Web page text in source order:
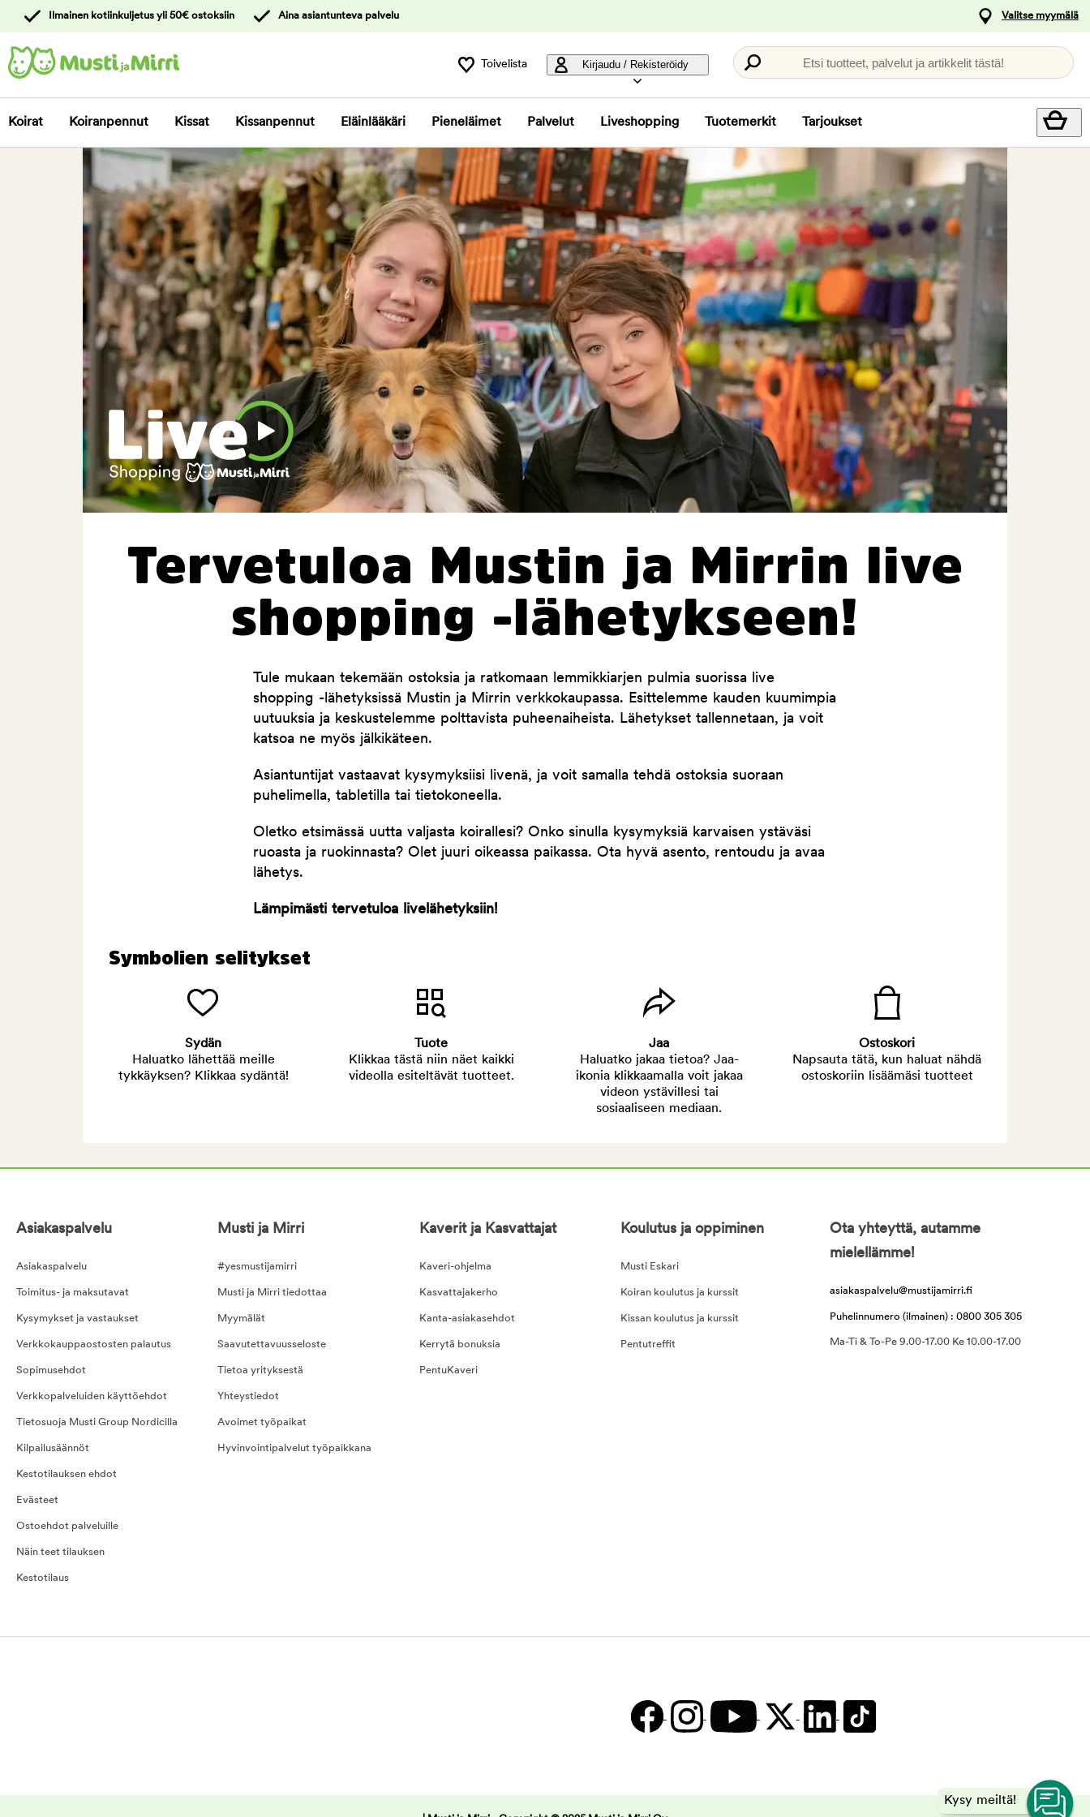
asiakaspalveluun
Ilmainen kotiinkuljetus yli 50€ ostoksiin Aina asiantunteva palvelu Valitse myymälä
Toivelista Kirjaudu / Rekisteröidy Etsi tuotteet, palvelut ja artikkelit tästä!
Koirat Koiranpennut Kissat Kissanpennut Eläinlääkäri Pieneläimet Palvelut Liveshopping Tuotemerkit Tarjoukset
Tervetuloa Mustin ja Mirrin live
shopping -lähetykseen!
Tule mukaan tekemään ostoksia ja ratkomaan lemmikkiarjen pulmia suorissa live
shopping -lähetyksissä Mustin ja Mirrin verkkokaupassa. Esittelemme kauden kuumimpia
uutuuksia ja keskustelemme polttavista puheenaiheista. Lähetykset tallennetaan, ja voit
katsoa ne myös jälkikäteen.
Asiantuntijat vastaavat kysymyksiisi livenä, ja voit samalla tehdä ostoksia suoraan
puhelimella, tabletilla tai tietokoneella.
Oletko etsimässä uutta valjasta koirallesi? Onko sinulla kysymyksiä karvaisen ystäväsi
ruoasta ja ruokinnasta? Olet juuri oikeassa paikassa. Ota hyvä asento, rentoudu ja avaa
lähetys.
Lämpimästi tervetuloa livelähetyksiin!
Symbolien selitykset
Sydän
Haluatko lähettää meille
tykkäyksen? Klikkaa sydäntä!
Tuote
Klikkaa tästä niin näet kaikki
videolla esiteltävät tuotteet.
Jaa
Haluatko jakaa tietoa? Jaa-
ikonia klikkaamalla voit jakaa
videon ystävillesi tai
sosiaaliseen mediaan.
Ostoskori
Napsauta tätä, kun haluat nähdä
ostoskoriin lisäämäsi tuotteet
Asiakaspalvelu
Asiakaspalvelu
Toimitus- ja maksutavat
Kysymykset ja vastaukset
Verkkokauppaostosten palautus
Sopimusehdot
Verkkopalveluiden käyttöehdot
Tietosuoja Musti Group Nordicilla
Kilpailusäännöt
Kestotilauksen ehdot
Evästeet
Ostoehdot palveluille
Näin teet tilauksen
Kestotilaus
Musti ja Mirri
#yesmustijamirri
Musti ja Mirri tiedottaa
Myymälät
Saavutettavuusseloste
Tietoa yrityksestä
Yhteystiedot
Avoimet työpaikat
Hyvinvointipalvelut työpaikkana
Kaverit ja Kasvattajat
Kaveri-ohjelma
Kasvattajakerho
Kanta-asiakasehdot
Kerrytä bonuksia
PentuKaveri
Koulutus ja oppiminen
Musti Eskari
Koiran koulutus ja kurssit
Kissan koulutus ja kurssit
Pentutreffit
Ota yhteyttä, autamme
mielellämme!
asiakaspalvelu@mustijamirri.fi
Puhelinnumero (ilmainen) : 0800 305 305
Ma-Ti & To-Pe 9.00-17.00 Ke 10.00-17.00
Kysy meiltä!